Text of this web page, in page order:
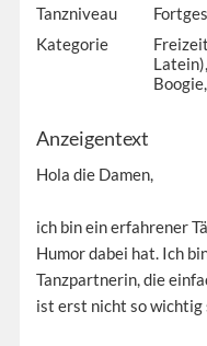
Tanzniveau
Kategorie
Anzeigentext
Hola die Damen,
ich bin ein erfahrener
Humor dabei hat. Ich
Tanzpartnerin, die
ist erst nicht so wichtig